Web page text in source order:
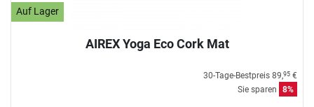
Auf Lager
AIREX Yoga Eco Cork Mat
30-Tage-Bestpreis 89,95 €
Sie sparen
8%